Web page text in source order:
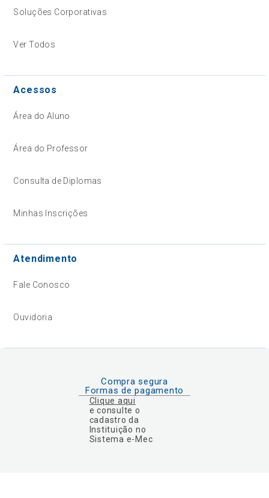
Soluções Corporativas
Ver Todos
Acessos
Área do Aluno
Área do Professor
Consulta de Diplomas
Minhas Inscrições
Atendimento
Fale Conosco
Ouvidoria
Compra segura
Formas de pagamento
Clique aqui
e consulte o
cadastro da
Instituição no
Sistema e-Mec